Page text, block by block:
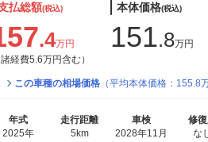
払総額(税込)
.4万円
諸経費5.6万円含む）
本体価格(税込)
151.8万円
この車種の相場価格 （平均本体価格：155.8
年式
2025年
走行距離
5km
車検
2028年11月
修
な